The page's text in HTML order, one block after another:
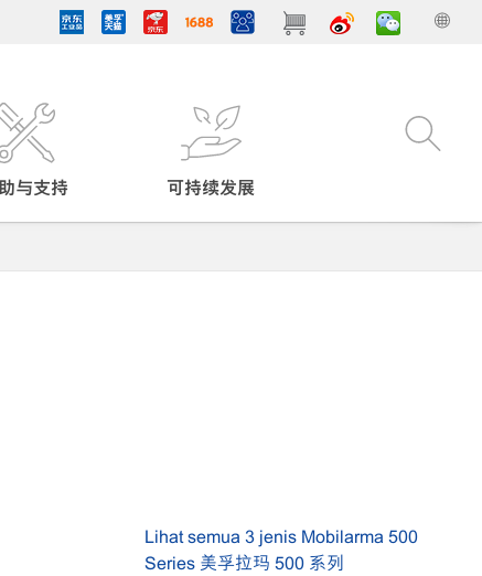
与支持 可持续发展
Lihat semua 3 jenis Mobilarma 500
Series 美孚拉玛 500 系列